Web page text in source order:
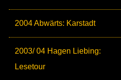
2004 Abwärts: Karstadt
2003/ 04 Hagen Liebing:
Lesetour